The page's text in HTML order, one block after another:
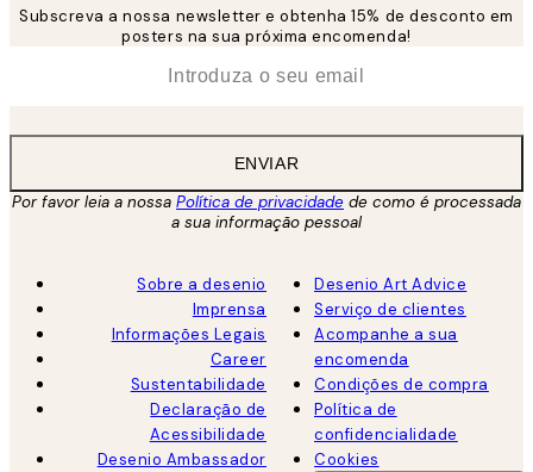
Subscreva a nossa newsletter e obtenha 15% de desconto em
posters na sua próxima encomenda!
ENVIAR
Por favor leia a nossa Política de privacidade de como é processada
a sua informação pessoal
Sobre a desenio
Imprensa
Informações Legais
Career
Sustentabilidade
Declaração de
Acessibilidade
Desenio Ambassador
Desenio Art Advice
Serviço de clientes
Acompanhe a sua
encomenda
Condições de compra
Política de
confidencialidade
Cookies